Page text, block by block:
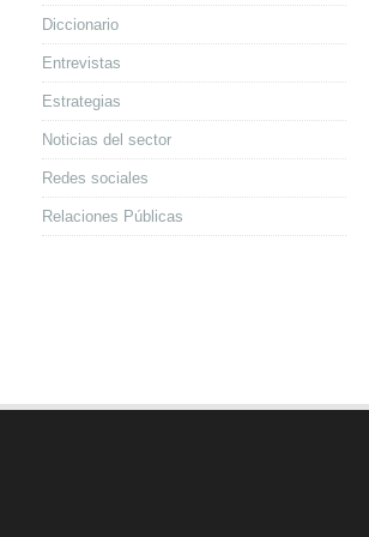
Diccionario
Entrevistas
Estrategias
Noticias del sector
Redes sociales
Relaciones Públicas